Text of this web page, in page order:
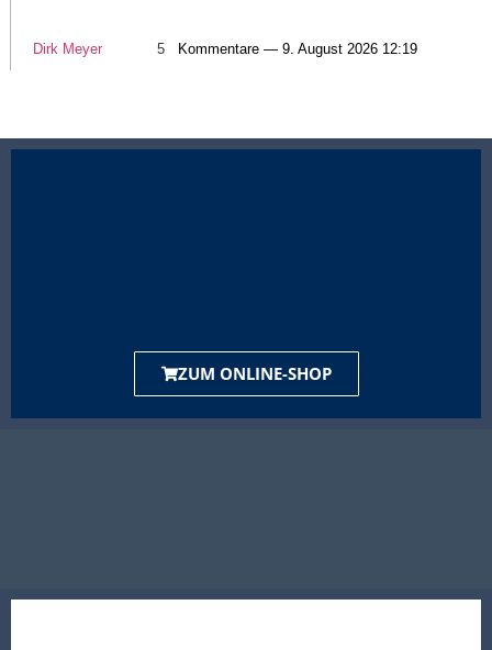
Dirk Meyer 5 Kommentare — 9. August 2026 12:19
ZUM ONLINE-SHOP